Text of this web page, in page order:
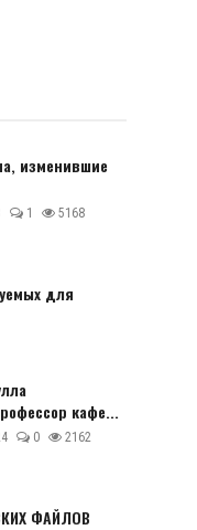
изменившие
1 5168
для
кафе...
0 2162
ФАЙЛОВ